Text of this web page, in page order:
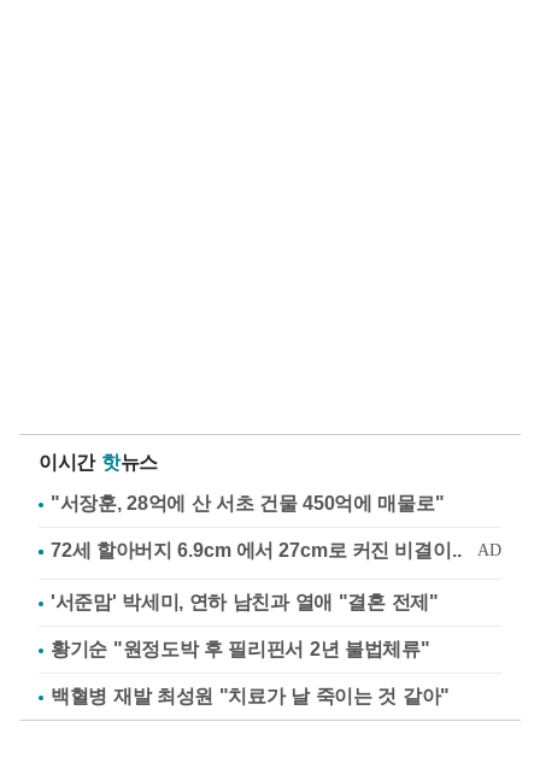
이시간 핫뉴스
"서장훈, 28억에 산 서초 건물 450억에 매물로"
'서준맘' 박세미, 연하 남친과 열애 "결혼 전제"
황기순 "원정도박 후 필리핀서 2년 불법체류"
백혈병 재발 최성원 "치료가 날 죽이는 것 같아"